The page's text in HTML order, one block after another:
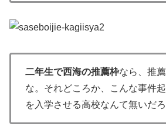
二年生で西海の推薦枠なら、推
な。それどころか、こんな事件
を入学させる高校なんて無いだろ